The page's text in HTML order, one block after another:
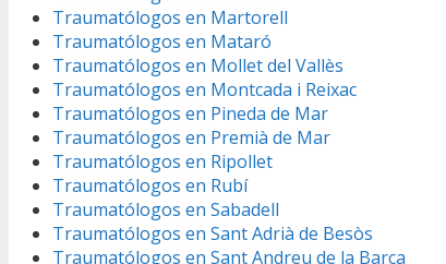
Traumatólogos en Martorell
Traumatólogos en Mataró
Traumatólogos en Mollet del Vallès
Traumatólogos en Montcada i Reixac
Traumatólogos en Pineda de Mar
Traumatólogos en Premià de Mar
Traumatólogos en Ripollet
Traumatólogos en Rubí
Traumatólogos en Sabadell
Traumatólogos en Sant Adrià de Besòs
Traumatólogos en Sant Andreu de la Barca